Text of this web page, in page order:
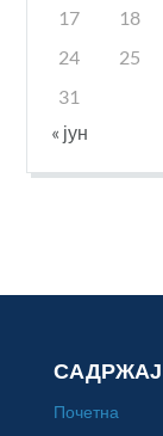
17
18
24
25
31
« јун
САДРЖАЈ
Почетна